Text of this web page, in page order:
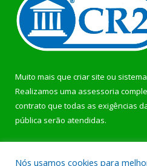
Muito mais que criar site ou
Realizamos uma assessoria
contrato que todas as exigências
pública serão atendidas.
Nós usamos cookies para